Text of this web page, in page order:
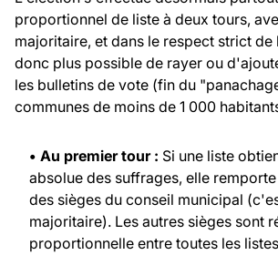
proportionnel de liste à deux tours,
majoritaire, et dans le respect strict de
donc plus possible de rayer ou
les bulletins de vote (fin du
communes de moins de 1 000
• Au premier tour : Si une liste
absolue des suffrages, elle
des sièges du conseil municipal
majoritaire). Les autres sièges sont
proportionnelle entre toutes les